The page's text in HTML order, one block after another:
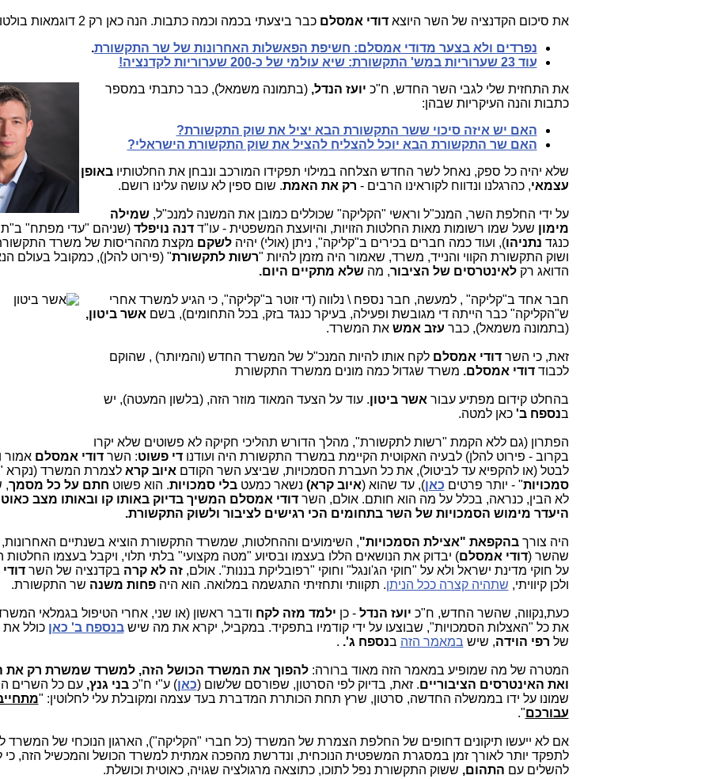
את סיכום הקדנציה של השר היוצאדודי אמסלםכבר ביצעתי בכמה וכמה כתבות. הנה כאן רק 2 דוגמאות בולטות:
נפרדים ולא בצער מדודי אמסלם: חשיפת הפאשלות האחרונות של שר התקשורת.
עוד 23 שערוריות במש' התקשורת: שיא עולמי של כ-200 שערוריות לקדנציה!
את התחזית שלי לגבי השר החדש, ח"כ יועז הנדל, (בתמונה משמאל), כבר כתבתי במספר
כתבות והנה העיקריות שבהן:
האם יש איזה סיכוי ששר התקשורת הבא יציל את שוק התקשורת?
האם שר התקשורת הבא יוכל להצליח להציל את שוק התקשורת הישראלי?
שלא יהיה כל ספק, נאחל לשר החדש הצלחה במילוי תפקידו המורכב ונבחן את החלטותיובאופן
עצמאי, כהרגלנו ונדווח לקוראינו הרבים - רק את האמת. שום ספין לא עושה עלינו רושם.
על ידי החלפת השר, המנכ"ל וראשי "הקליקה" שכוללים כמובן את המשנה למנכ"ל,שמילה
מימון שעל שמו רשומות מאות החלטות הזויות, והיועצת המשפטית - עו"דדנה נויפלד
כנגד נתניהו), ועוד כמה חברים בכירים ב"קליקה", ניתן (אולי) יהיהלשקם מקצת מההריסות של משרד
ושוק התקשורת הקווי והנייד, משרד, שאמור היה מזמן להיות "רשות לתקשורת" (פירוט להלן), כמקובל בעולם
הדואג רקלאינטרסים של הציבור, מהשלא מתקיים היום.
חבר אחד ב"קליקה" , למעשה, חבר נספח \ נלווה (דיזוטר ב"קליקה", כי הגיע למשרד אחרי
ש"הקליקה" כבר הייתה די מגובשת ופעילה, בעיקר כנגד בזק, בכל התחומים), בשם אשר ביטון,
(בתמונה משמאל), כבר עזב אמשאת המשרד.
זאת, כי השרדודי אמסלםלקח אותו להיות המנכ"ל של המשרד החדש (והמיותר) , שהוקם
לכבודדודי אמסלם. משרד שגדול כמה מונים ממשרד התקשורת
בהחלט קידום מפתיע עבור אשר ביטון. עוד על הצעד המאוד מוזר הזה, (בלשון המעטה), יש
בנספח ב' כאן למטה.
הפתרון (גם ללא הקמת "רשות לתקשורת", מהלך הדורש תהליכי חקיקה לא פשוטים שלא יקרו
בקרוב - פירוט להלן) לבעיה האקוטית הקיימת במשרד התקשורת היה ועודנודי פשוט: השרדודי אמסלם אמור
לבטל (או להקפיא עד לביטול), את כל העברת הסמכויות, שביצע השר הקודם איוב קראלצמרת המשרד (נקרא
סמכויות" - יותר פרטים כאן), עד שהוא (איוב קרא) נשאר כמעטבלי סמכויות. הוא פשוט חתם על כל מסמך,
לא הבין, כנראה, בכלל על מה הוא חותם. אולם, השרדודי אמסלם המשיך בדיוק באותו קו ובאותו מצב
היעדר מימוש הסמכויות של השר בתחומים הכי רגישים לציבור ולשוק התקשורת.
היה צורךבהקפאת "אצילת הסמכויות", השימועים וההחלטות, שמשרד התקשורת הוציא בשנתיים
שהשר (דודי אמסלם) יבדוק את הנושאים הללו בעצמו ובסיוע "מטה מקצועי" בלתי תלוי, ויקבל בעצמו
על חוקי מדינת ישראל ולא על "חוקי הג'ונגל" וחוקי "רפובליקת בננות". אולם, זה לא קרה בקדנציה של השר
ולכן קיוויתי, שתהיה קצרה ככל הניתן. תקוותי ותחזיתי התגשמה במלואה. הוא היהפחות משנה שר התקשורת.
כעת,נקווה, שהשר החדש, ח"כ יועז הנדל - כן ילמד מזה לקח ודבר ראשון (או שני, אחרי הטיפול בגמלאי
את כל "האצלות הסמכויות", שבוצעו על ידי קודמיו בתפקיד. במקביל, יקרא את מה שישבנספח ב' כאן כולל
של רפי הוידה, שיש במאמר הזה בנספח ג'. .
המטרה של מה שמופיע במאמר הזה מאוד ברורה:להפוך את המשרד הכושל הזה, למשרד שמשרת רק את
ואת האינטרסים הציבוריים. זאת, בדיוק לפי הסרטון, שפורסם שלשום (כאן) ע"י ח"כבני גנץ, עם כל השרים
שמונו על ידו בממשלה החדשה, סרטון, שרץ תחת הכותרת המדברת בעד עצמה ומקובלת עלי לחלוטין: "
עבורכם".
אם לא ייעשו תיקונים דחופים של החלפת הצמרת של המשרד (כל חברי "הקליקה"), הארגון הנוכחי של המשרד
לתפקד יותר לאורך זמן במסגרת המשפטית הנוכחית, ונדרשת מהפכה אמתית למשרד הכושל והמכשיל הזה, כי
להשלים עם התהום, ששוק התקשורת נפל לתוכו, כתוצאה מרגולציה שגויה, כאוטית וכושלת.